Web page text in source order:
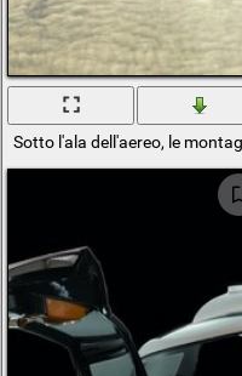
Sotto l'ala dell'aereo, le